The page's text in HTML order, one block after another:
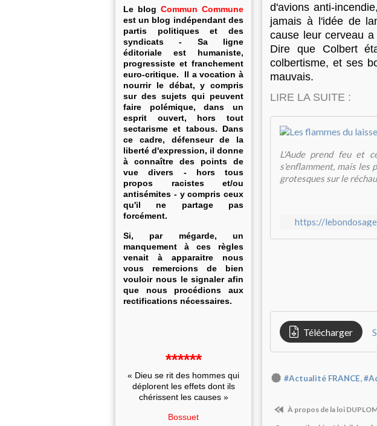
Le blog Commun Commune
est un blog indépendant des
partis politiques et des
syndicats - Sa ligne
éditoriale est humaniste,
progressiste et franchement
euro-critique. Il a vocation à
nourrir le débat, y compris
sur des sujets qui peuvent
faire polémique, dans un
esprit ouvert, hors tout
sectarisme et tabous. Dans
ce cadre, défenseur de la
liberté d'expression, il donne
à connaître des points de
vue divers - hors tous
propos racistes et/ou
antisémites - y compris ceux
qu'il ne partage pas
forcément.
Si, par mégarde, un
manquement à ces règles
venait à apparaitre nous
vous remercions de bien
vouloir nous le signaler afin
que nous procédions aux
rectifications nécessaires.
******
« Dieu se rit des hommes qui
déplorent les effets dont ils
chérissent les causes »
Bossuet
d'avions anti-
jamais à l'idée de
cause leur cerveau
Dire que Colbert
colbertisme, et ses
mauvais.
LIRE LA SUITE :
L'Aude prend feu et
s'enflamment, mais les
grotesques sur le
https://
Télécharger
#Actualité FRANCE,
À propos de la loi